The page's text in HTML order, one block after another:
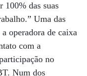
100% das suas
Uma das
operadora de caixa
com a
no
Num dos